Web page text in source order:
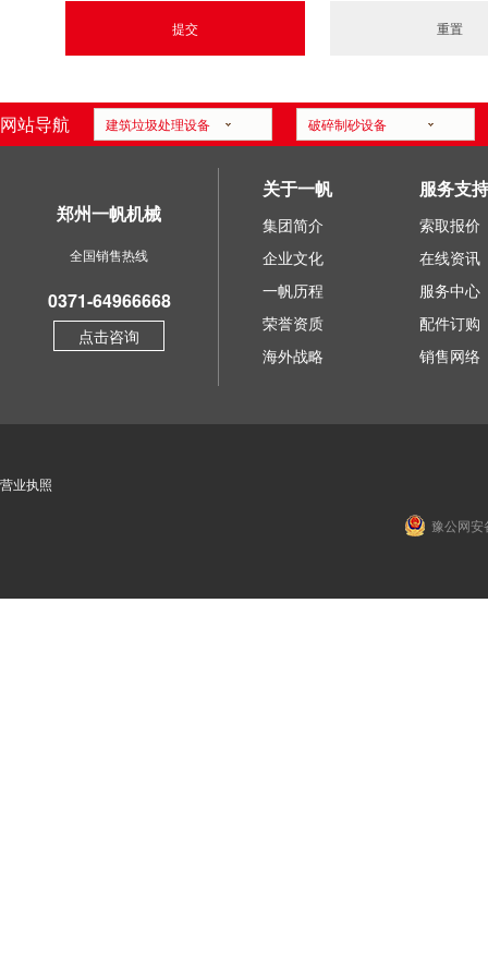
网站导航 建筑垃圾处理设备 破碎制砂设备
郑州一帆机械
全国销售热线
0371-64966668
点击咨询
关于一帆
集团简介
企业文化
一帆历程
荣誉资质
海外战略
服务支持
索取报价
在线资讯
服务中心
配件订购
销售网络
营业执照
豫公网